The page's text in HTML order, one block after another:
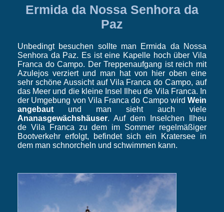
Ermida da Nossa Senhora da
Paz
Unbedingt besuchen sollte man Ermida da Nossa
Senhora da Paz. Es ist eine Kapelle hoch über Vila
Franca do Campo. Der Treppenaufgang ist reich mit
Azulejos verziert und man hat von hier oben eine
sehr schöne Aussicht auf Vila Franca do Campo, auf
das Meer und die kleine Insel Ilheu de Vila Franca. In
der Umgebung von Vila Franca do Campo wird Wein
angebaut und man sieht auch viele
Ananasgewächshäuser. Auf dem Inselchen Ilheu
de Vila Franca zu dem im Sommer regelmäßiger
Bootverkehr erfolgt, befindet sich ein Kratersee in
dem man schnorcheln und schwimmen kann.